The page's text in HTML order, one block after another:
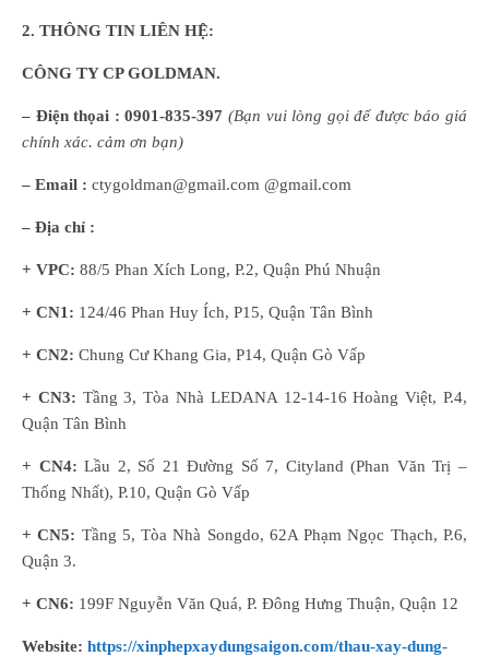
2. THÔNG TIN LIÊN HỆ:
CÔNG TY CP GOLDMAN.
– Điện thọai : 0901-835-397 (Bạn vui lòng gọi để được báo giá
chính xác. cảm ơn bạn)
– Email : ctygoldman@gmail.com @gmail.com
– Địa chỉ :
+ VPC: 88/5 Phan Xích Long, P.2, Quận Phú Nhuận
+ CN1: 124/46 Phan Huy Ích, P15, Quận Tân Bình
+ CN2: Chung Cư Khang Gia, P14, Quận Gò Vấp
+ CN3: Tầng 3, Tòa Nhà LEDANA 12-14-16 Hoàng Việt, P.4,
Quận Tân Bình
+ CN4:Lầu 2, Số 21 Đường Số 7, Cityland (Phan Văn Trị –
Thống Nhất), P.10, Quận Gò Vấp
+ CN5: Tầng 5, Tòa Nhà Songdo, 62A Phạm Ngọc Thạch, P.6,
Quận 3.
+ CN6: 199F Nguyễn Văn Quá, P. Đông Hưng Thuận, Quận 12
Website: https://xinphepxaydungsaigon.com/thau-xay-dung-